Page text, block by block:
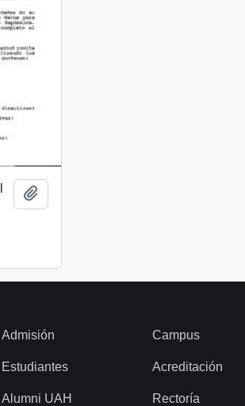
Admisión
Estudiantes
Alumni UAH
Campus
Acreditación
Rectoría